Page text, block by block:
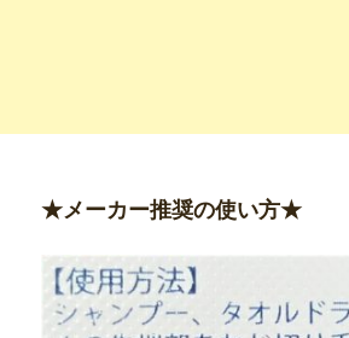
★メーカー推奨の使い方★